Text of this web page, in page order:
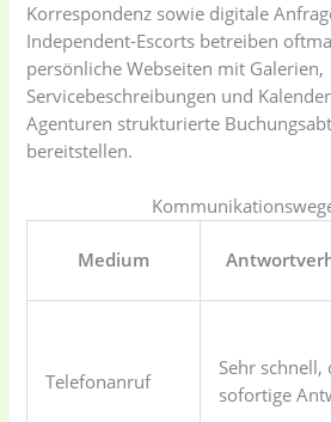
Korrespondenz sowie digitale
Independent-Escorts betreiben
persönliche Webseiten mit Galerien,
Servicebeschreibungen und
Agenturen strukturierte
bereitstellen.
Medium
Telefonanruf
Sehr schnell,
sofortige